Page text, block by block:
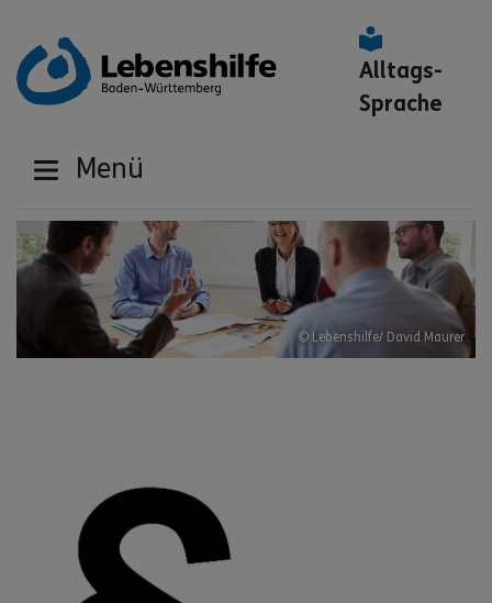
Alltags-
Sprache
Menü
© Lebenshilfe/ David Maurer